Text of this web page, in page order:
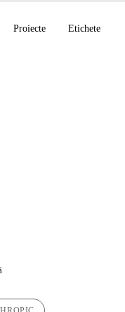
Proiecte Etichete